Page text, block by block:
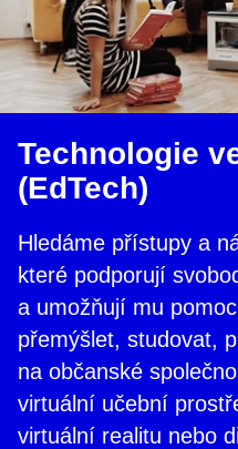
Technologie
(EdTech)
Hledáme přístupy a
které podporují
a umožňují mu
přemýšlet, studovat,
na občanské
virtuální učební
virtuální realitu nebo